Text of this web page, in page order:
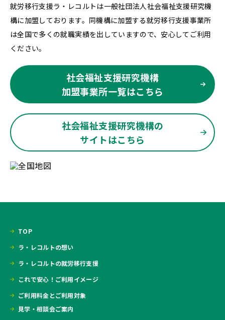
就労移行支援ラ・レコルトは一般社団法人社会福祉支援研究機
構に加盟しております。同機構に加盟する就労移行支援事業所
は全国で多くの就職実績を出していますので、安心してご利用
ください。
社会福祉支援研究機構
加盟事業所一覧はこちら
社会福祉支援研究機構の
サイトはこちら
TOP
ラ・レコルトの想い
ラ・レコルトの就労移行支援
これで安心！ご利用イメージ
ご利用料金とご利用対象
見学・相談会ご案内